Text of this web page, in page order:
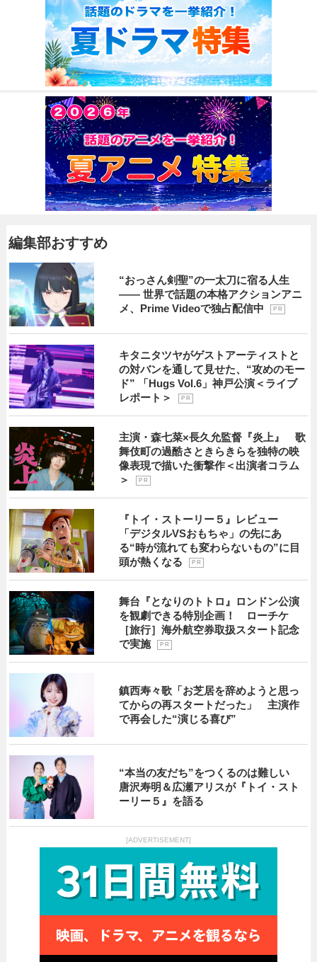
編集部おすすめ
“おっさん剣聖”の一太刀に宿る人生
―― 世界で話題の本格アクションアニ
メ、Prime Videoで独占配信中
P R
キタニタツヤがゲストアーティストと
の対バンを通して見せた、“攻めのモー
ド” 「Hugs Vol.6」神戸公演＜ライブ
レポート＞
P R
主演・森七菜×長久允監督『炎上』 歌
舞伎町の過酷さときらきらを独特の映
像表現で描いた衝撃作＜出演者コラム
＞
P R
『トイ・ストーリー５』レビュー
「デジタルVSおもちゃ」の先にあ
る“時が流れても変わらないもの”に目
頭が熱くなる
P R
舞台『となりのトトロ』ロンドン公演
を観劇できる特別企画！ ローチケ
［旅行］海外航空券取扱スタート記念
で実施
P R
鎮西寿々歌「お芝居を辞めようと思っ
てからの再スタートだった」 主演作
で再会した“演じる喜び”
“本当の友だち”をつくるのは難しい
唐沢寿明＆広瀬アリスが『トイ・スト
ーリー５』を語る
[ADVERTISEMENT]